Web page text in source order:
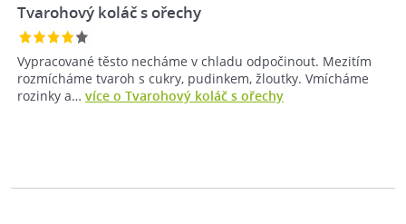
Tvarohový koláč s ořechy
Vypracované těsto necháme v chladu odpočinout. Mezitím
rozmícháme tvaroh s cukry, pudinkem, žloutky. Vmícháme
rozinky a… více o Tvarohový koláč s ořechy